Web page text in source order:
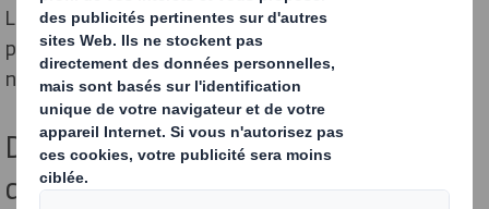
Lutter contre les emballages en plastique issus de la
pétrochimie n’est plus une tendance, c’est une
nécessité.
DS Smith, fournisseur de solutions
d’emballages durables